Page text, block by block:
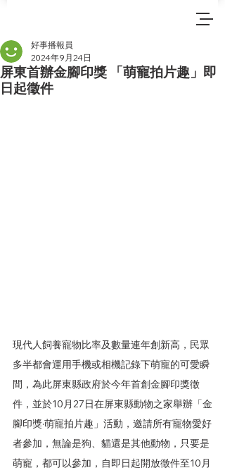
屏東首辦金腳印獎 「萌寵拍片趣」即
日起徵件
好事播報員
2024年9月24日
現代人飼養寵物比率及數量連年創新高，民眾
多半都會運用手機或相機記錄下萌寵的可愛瞬
間，為此屏東縣政府於今年首創金腳印獎徵
件，並於10月27日在屏東縣動物之家舉辦「金
腳印獎·萌寵拍片趣」活動，邀請所有寵物愛好
者參加，無論是狗、貓還是其他動物，只要是
萌寵，都可以參加，自即日起開放徵件至10月